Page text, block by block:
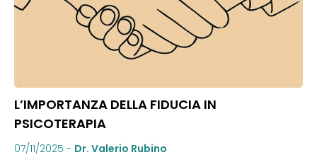
L’IMPORTANZA DELLA FIDUCIA IN
PSICOTERAPIA
07/11/2025 - Dr. Valerio Rubino